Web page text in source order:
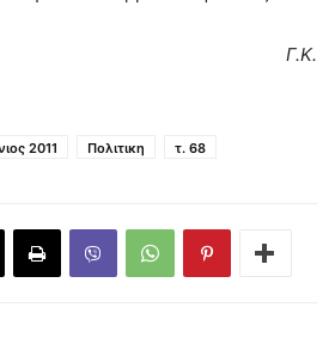
Γ.Κ.
2011 Πολιτικη τ. 68